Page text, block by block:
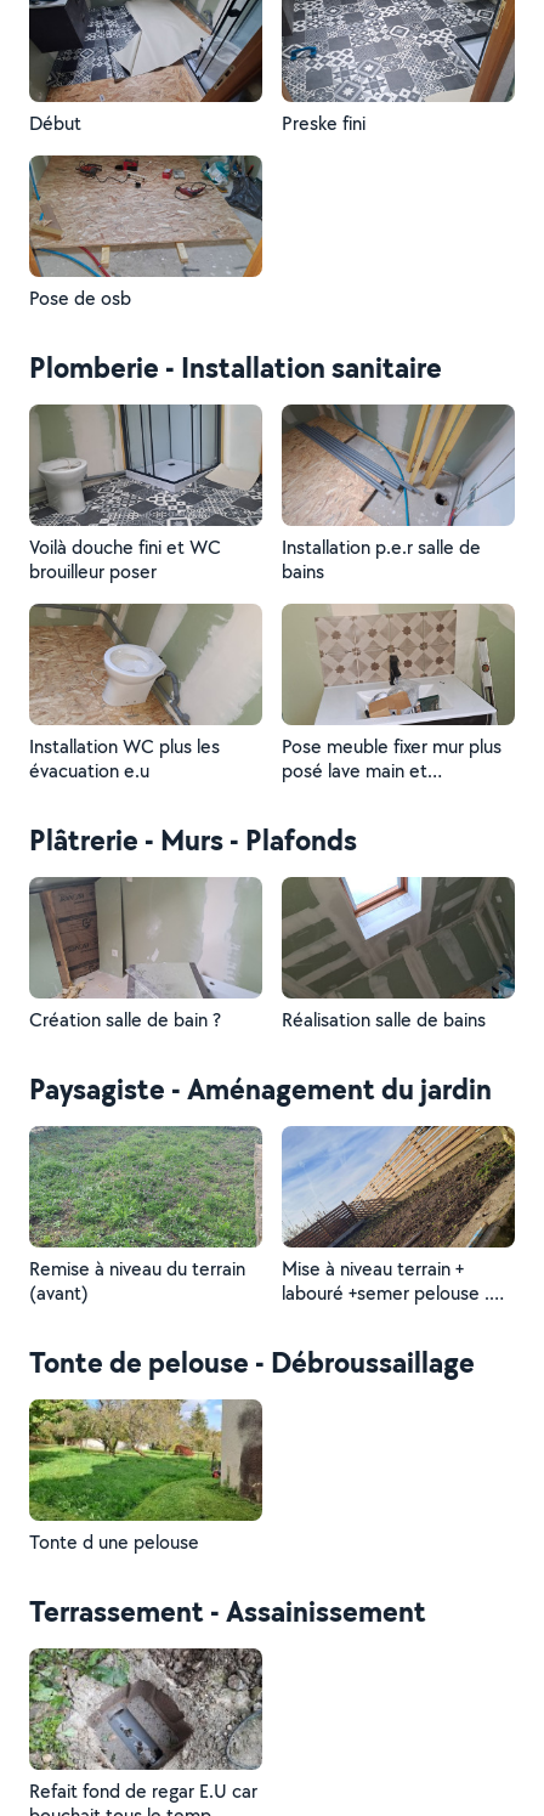
Début Preske fini
Pose de osb
Plomberie - Installation sanitaire
Voilà douche fini et WC
brouilleur poser
Installation p.e.r salle de
bains
Installation WC plus les
évacuation e.u
Pose meuble fixer mur plus
posé lave main et
Plâtrerie - Murs - Plafonds
Création salle de bain ? Réalisation salle de bains
Paysagiste - Aménagement du jardin
Remise à niveau du terrain
(avant)
Mise à niveau terrain +
labouré +semer pelouse .
Tonte de pelouse - Débroussaillage
Tonte d une pelouse
Terrassement - Assainissement
Refait fond de regar E.U car